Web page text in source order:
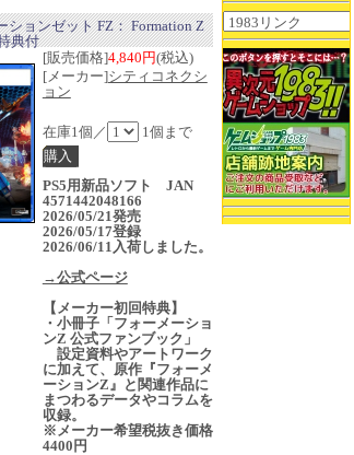
ションゼット FZ： Formation Z
典付
[販売価格]4,840円(税込)
[メーカー]シティコネクシ
ョン
在庫1個／ 1個まで
PS5用新品ソフト JAN
4571442048166
2026/05/21発売
2026/05/17登録
2026/06/11入荷しました。
→公式ページ
【メーカー初回特典】
・小冊子「フォーメーショ
ンZ 公式ファンブック」
設定資料やアートワーク
に加えて、原作『フォーメ
ーションZ』と関連作品に
まつわるデータやコラムを
収録。
※メーカー希望税抜き価格
4400円